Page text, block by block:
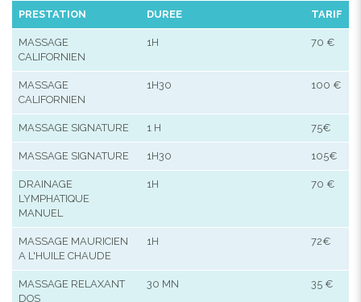
PRESTATION DUREE TARIF
MASSAGE
CALIFORNIEN
1H 70 €
MASSAGE
CALIFORNIEN
1H30 100 €
MASSAGE SIGNATURE 1 H 75€
MASSAGE SIGNATURE 1H30 105€
DRAINAGE
LYMPHATIQUE
MANUEL
1H 70 €
MASSAGE MAURICIEN
A L'HUILE CHAUDE
1H 72€
MASSAGE RELAXANT
DOS
30 MN 35 €